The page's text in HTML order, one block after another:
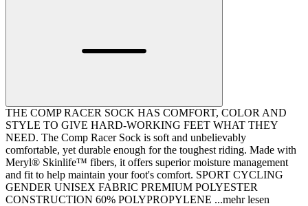
THE COMP RACER SOCK HAS COMFORT, COLOR AND
STYLE TO GIVE HARD-WORKING FEET WHAT THEY
NEED. The Comp Racer Sock is soft and unbelievably
comfortable, yet durable enough for the toughest riding. Made with
Meryl® Skinlife™ fibers, it offers superior moisture management
and fit to help maintain your foot's comfort. SPORT CYCLING
GENDER UNISEX FABRIC PREMIUM POLYESTER
CONSTRUCTION 60% POLYPROPYLENE ...mehr lesen